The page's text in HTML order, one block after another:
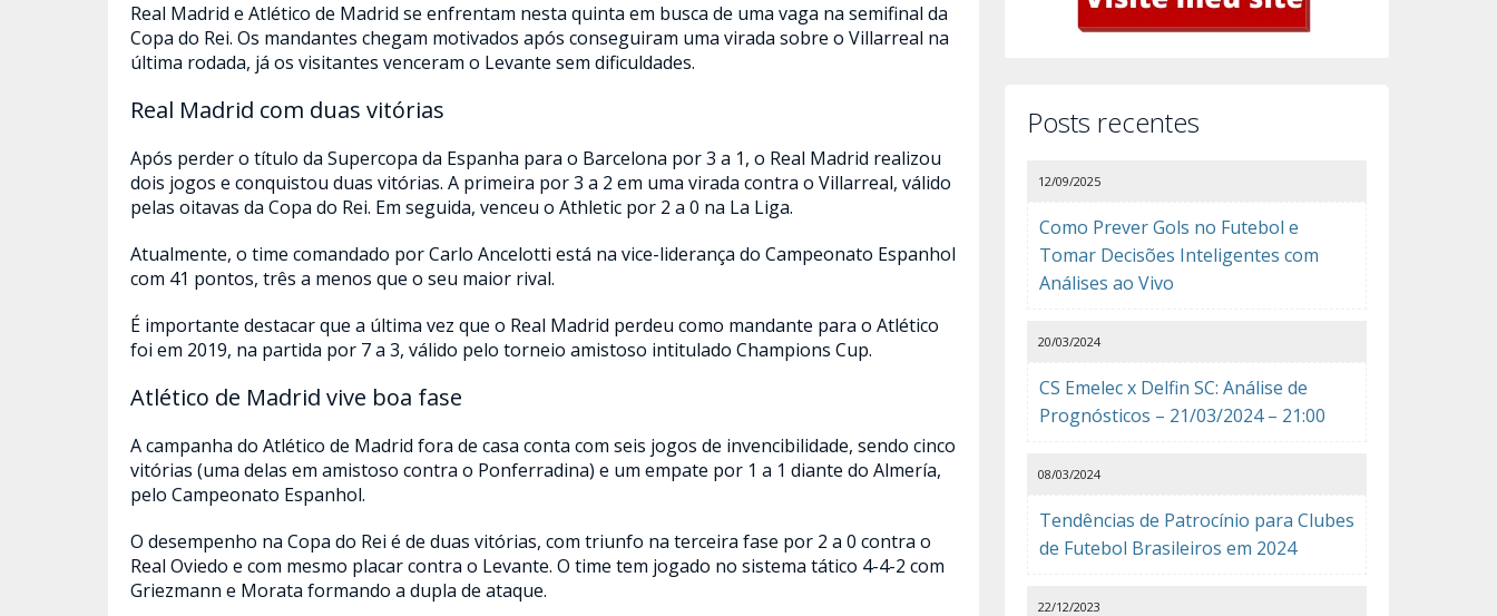
Real Madrid e Atlético de Madrid se enfrentam nesta quinta em busca de uma vaga na semifinal da
Copa do Rei. Os mandantes chegam motivados após conseguiram uma virada sobre o Villarreal na
última rodada, já os visitantes venceram o Levante sem dificuldades.
Real Madrid com duas vitórias
Após perder o título da Supercopa da Espanha para o Barcelona por 3 a 1, o Real Madrid realizou
dois jogos e conquistou duas vitórias. A primeira por 3 a 2 em uma virada contra o Villarreal, válido
pelas oitavas da Copa do Rei. Em seguida, venceu o Athletic por 2 a 0 na La Liga.
Atualmente, o time comandado por Carlo Ancelotti está na vice-liderança do Campeonato Espanhol
com 41 pontos, três a menos que o seu maior rival.
É importante destacar que a última vez que o Real Madrid perdeu como mandante para o Atlético
foi em 2019, na partida por 7 a 3, válido pelo torneio amistoso intitulado Champions Cup.
Atlético de Madrid vive boa fase
A campanha do Atlético de Madrid fora de casa conta com seis jogos de invencibilidade, sendo cinco
vitórias (uma delas em amistoso contra o Ponferradina) e um empate por 1 a 1 diante do Almería,
pelo Campeonato Espanhol.
O desempenho na Copa do Rei é de duas vitórias, com triunfo na terceira fase por 2 a 0 contra o
Real Oviedo e com mesmo placar contra o Levante. O time tem jogado no sistema tático 4-4-2 com
Griezmann e Morata formando a dupla de ataque.
Posts recentes
Como Prever Gols no Futebol e
Tomar Decisões Inteligentes com
Análises ao Vivo
12/09/2025
CS Emelec x Delfin SC: Análise de
Prognósticos – 21/03/2024 – 21:00
20/03/2024
Tendências de Patrocínio para Clubes
de Futebol Brasileiros em 2024
08/03/2024
22/12/2023